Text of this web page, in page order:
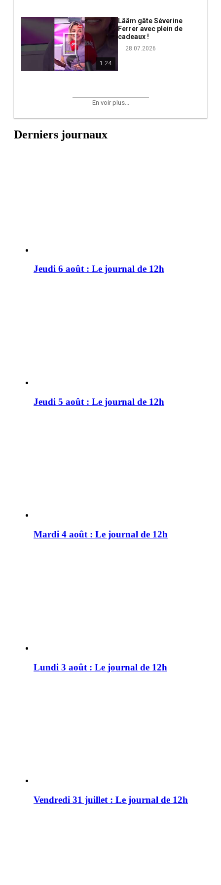
1:24
Lââm gâte Séverine
Ferrer avec plein de
cadeaux !
28.07.2026
En voir plus...
Derniers journaux
Jeudi 6 août : Le journal de 12h
Jeudi 5 août : Le journal de 12h
Mardi 4 août : Le journal de 12h
Lundi 3 août : Le journal de 12h
Vendredi 31 juillet : Le journal de 12h